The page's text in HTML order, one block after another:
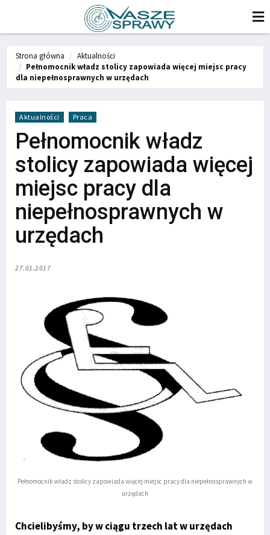
Strona główna
Aktualności
Pełnomocnik władz stolicy zapowiada więcej miejsc pracy
dla niepełnosprawnych w urzędach
Aktualności Praca
Pełnomocnik władz
stolicy zapowiada więcej
miejsc pracy dla
niepełnosprawnych w
urzędach
27.01.2017
Pełnomocnik władz stolicy zapowiada więcej miejsc pracy dla niepełnosprawnych w
urzędach
Chcielibyśmy, by w ciągu trzech lat w urzędach